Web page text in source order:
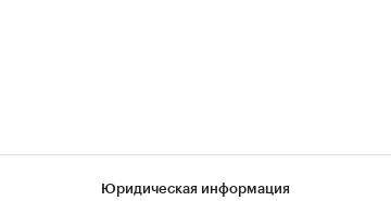
Юридическая информация